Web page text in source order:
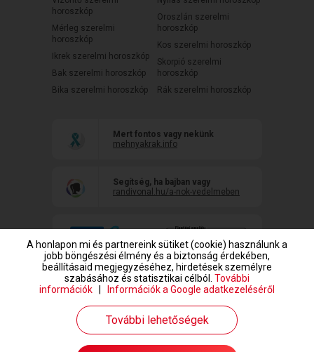
horoszkóp
Mérleg szerelmi
horoszkóp
Ikrek szerelmi horoszkóp
Bak szerelmi horoszkóp
Bika szerelmi horoszkóp
Oroszlán szerelmi
horoszkóp
Kos szerelmi horoszkóp
Skorpió szerelmi
horoszkóp
Rák szerelmi horoszkóp
Mert fontos vagy nekünk
mehnyakrak.info
Segítség, ha bajban vagy
randivonal.hu/a-nok-vedelmeben
www.randivonal.hu © Copyright 1999-2026 Dating Central Europe Zrt.
A honlapon mi és partnereink sütiket (cookie) használunk a
jobb böngészési élmény és a biztonság érdekében,
beállításaid megjegyzéséhez, hirdetések személyre
szabásához és statisztikai célból. További
információk
Információk a Google adatkezeléséről
További lehetőségek